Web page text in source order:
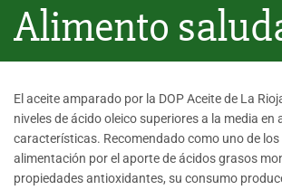
Alimento
El aceite amparado por la DOP Aceite de La
niveles de ácido oleico superiores a la media en
características. Recomendado como uno de los
alimentación por el aporte de ácidos grasos
propiedades antioxidantes, su consumo